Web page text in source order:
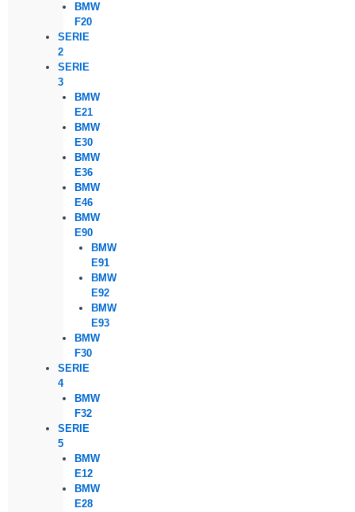
BMW
F20
SERIE
2
SERIE
3
BMW
E21
BMW
E30
BMW
E36
BMW
E46
BMW
E90
BMW
E91
BMW
E92
BMW
E93
BMW
F30
SERIE
4
BMW
F32
SERIE
5
BMW
E12
BMW
E28